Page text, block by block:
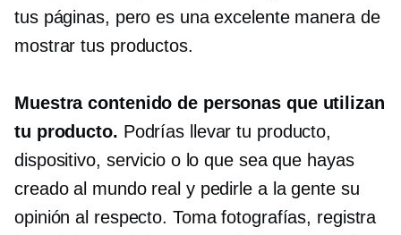
tus páginas, pero es una excelente manera de
mostrar tus productos.
Muestra contenido de personas que utilizan
tu producto. Podrías llevar tu producto,
dispositivo, servicio o lo que sea que hayas
creado al mundo real y pedirle a la gente su
opinión al respecto. Toma fotografías, registra